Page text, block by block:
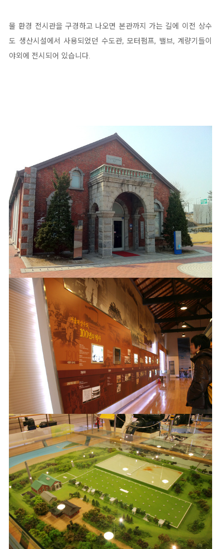
물 환경 전시관을 구경하고 나오면 본관까지 가는 길에 이전 상수
도 생산시설에서 사용되었던 수도관, 모터펌프, 밸브, 계량기들이
야외에 전시되어 있습니다.